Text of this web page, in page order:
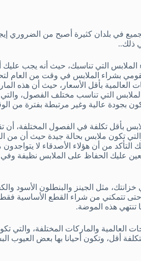
الجميع في بلدان كثيرة أصبح من
ذلك..
التي تناسبك، حيث أنه يجب
بشراء الملابس في وقت من العام
العالمية بأقل الأسعار، حيث أن هذه
أن تهتمي بشراء الملابس التي تناسب مختلف
بجودة عالية وغير مرتبطة بفترة من
بأقل تكلفة في الفصول المختلفة،
تكون ملابس بحالة جيدة حيث أن من
التأكد من أن هؤلاء الأصدقاء لا
عليك الحفاظ على الملابس نظيفة
مثل الجينز والبنطلون الأسود
تتمكني من شراء القطع الأساسية فقط،
هذه الموضة.
العالمية والماركات المختلفة، والتي
أقل، وتكون أحيانا بها بعض العيوب